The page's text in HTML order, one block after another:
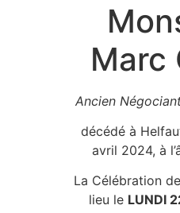
Marc
Ancien
décédé à
avril 2024, à
La Célébration
lieu le LUNDI